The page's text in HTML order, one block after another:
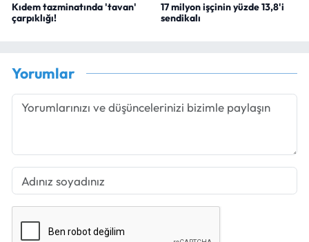
Kıdem tazminatında 'tavan'
çarpıklığı!
17 milyon işçinin yüzde 13,8'i
sendikalı
Yorumlar